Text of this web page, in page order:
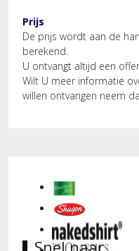
Prijs
De prijs wordt aan de
berekend.
U ontvangt altijd een
Wilt U meer informatie
willen ontvangen neem